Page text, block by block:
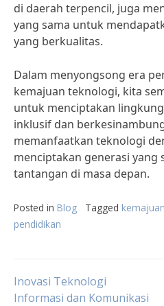
di daerah terpencil, juga
yang sama untuk
yang berkualitas.
Dalam menyongsong era
kemajuan teknologi, kita
untuk menciptakan
inklusif dan
memanfaatkan teknologi
menciptakan generasi yang
tantangan di masa depan.
Posted in Blog Tagged
pendidikan
Post
Inovasi Teknologi
Informasi dan Komunikasi